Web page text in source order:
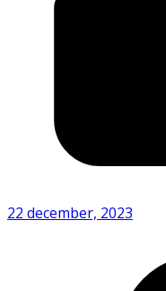
22 december, 2023